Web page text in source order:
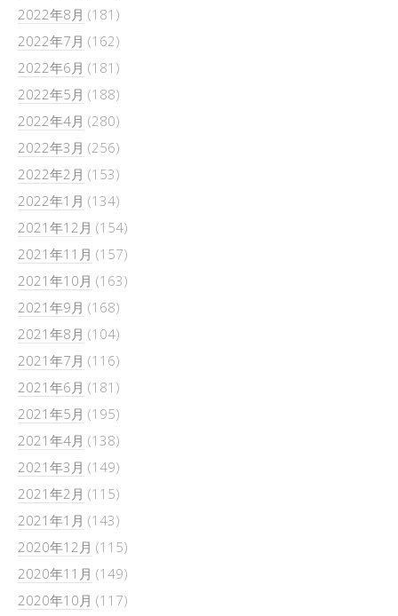
2022年8月 (181)
2022年7月 (162)
2022年6月 (181)
2022年5月 (188)
2022年4月 (280)
2022年3月 (256)
2022年2月 (153)
2022年1月 (134)
2021年12月 (154)
2021年11月 (157)
2021年10月 (163)
2021年9月 (168)
2021年8月 (104)
2021年7月 (116)
2021年6月 (181)
2021年5月 (195)
2021年4月 (138)
2021年3月 (149)
2021年2月 (115)
2021年1月 (143)
2020年12月 (115)
2020年11月 (149)
2020年10月 (117)